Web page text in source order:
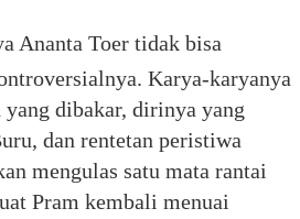
Ananta Toer tidak bisa
Karya-karyanya
dibakar, dirinya yang
dan rentetan peristiwa
mengulas satu mata rantai
Pram kembali menuai